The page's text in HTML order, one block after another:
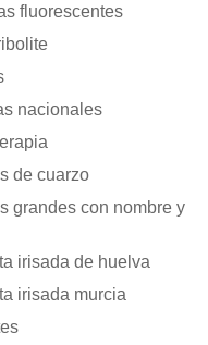
fluorescentes
nacionales
de cuarzo
grandes con nombre y
irisada de huelva
irisada murcia